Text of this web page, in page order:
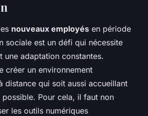
nouveaux employés en période
sociale est un défi qui nécessite
une adaptation constantes.
créer un environnement
distance qui soit aussi accueillant
Pour cela, il faut non
les outils numériques